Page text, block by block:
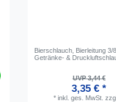
Bierschlauch, Bierleitung
Getränke- &
UVP 3,44 €
3,35 € *
* inkl. ges. MwSt.